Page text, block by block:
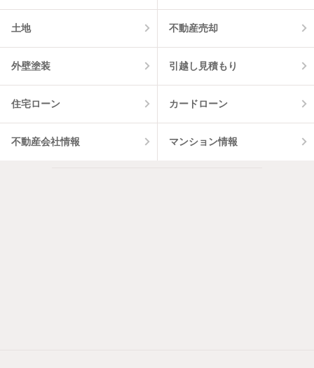
土地 不動産売却
外壁塗装 引越し見積もり
住宅ローン カードローン
不動産会社情報 マンション情報